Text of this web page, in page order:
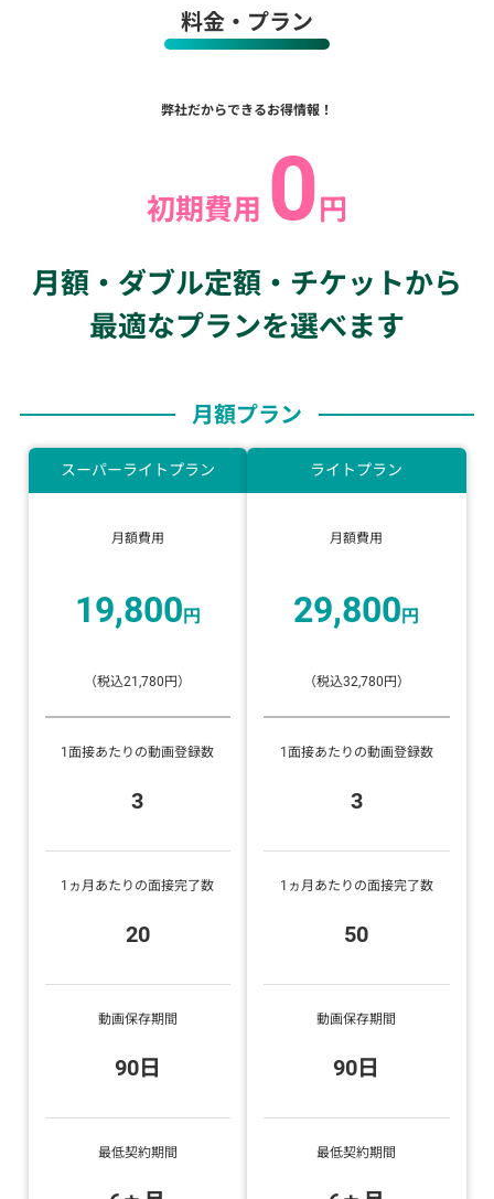
料金・プラン
弊社だからできるお得情報！
初期費用 0 円
月額・ダブル定額・チケットから
最適なプランを選べます
月額プラン
スーパーライトプラン
月額費用
19,800円
（税込21,780円）
1面接あたりの動画登録数
3
1ヵ月あたりの面接完了数
20
動画保存期間
90日
最低契約期間
ライトプラン
月額費用
29,800円
（税込32,780円）
1面接あたりの動画登録数
3
1ヵ月あたりの面接完了数
50
動画保存期間
90日
最低契約期間